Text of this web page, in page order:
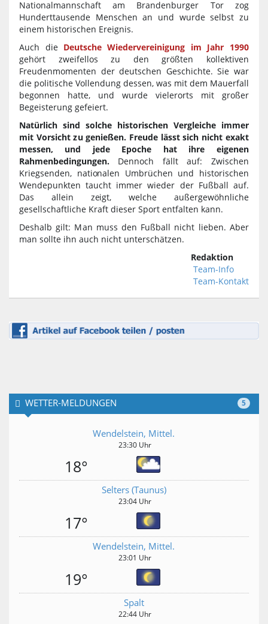
Nationalmannschaft am Brandenburger Tor zog
Hunderttausende Menschen an und wurde selbst zu
einem historischen Ereignis.
Auch die Deutsche Wiedervereinigung im Jahr 1990
gehört zweifellos zu den größten kollektiven
Freudenmomenten der deutschen Geschichte. Sie war
die politische Vollendung dessen, was mit dem Mauerfall
begonnen hatte, und wurde vielerorts mit großer
Begeisterung gefeiert.
Natürlich sind solche historischen Vergleiche immer
mit Vorsicht zu genießen. Freude lässt sich nicht exakt
messen, und jede Epoche hat ihre eigenen
Rahmenbedingungen. Dennoch fällt auf: Zwischen
Kriegsenden, nationalen Umbrüchen und historischen
Wendepunkten taucht immer wieder der Fußball auf.
Das allein zeigt, welche außergewöhnliche
gesellschaftliche Kraft dieser Sport entfalten kann.
Deshalb gilt: Man muss den Fußball nicht lieben. Aber
man sollte ihn auch nicht unterschätzen.
Redaktion
Team-Info
Team-Kontakt
5
WETTER-MELDUNGEN
Wendelstein, Mittel.
23:30 Uhr
18°
Selters (Taunus)
23:04 Uhr
17°
Wendelstein, Mittel.
23:01 Uhr
19°
Spalt
22:44 Uhr